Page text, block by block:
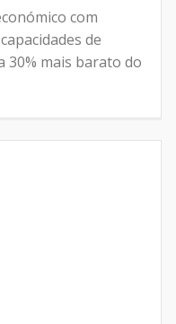
com
de
30% mais barato do